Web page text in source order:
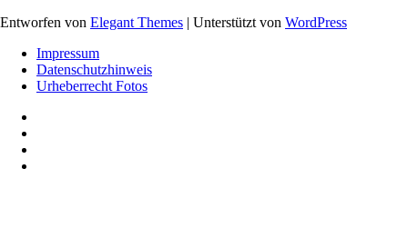
Entworfen von Elegant Themes | Unterstützt von WordPress
Impressum
Datenschutzhinweis
Urheberrecht Fotos